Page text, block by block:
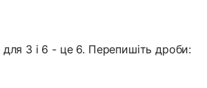
= \frac{1}{3} +
3 і 6 - це 6. Перепишіть дроби:
= \frac{2}{6} +